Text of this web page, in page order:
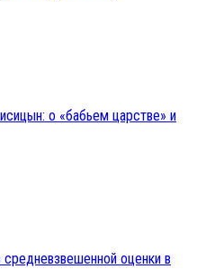
о «бабьем царстве» и
оценки в